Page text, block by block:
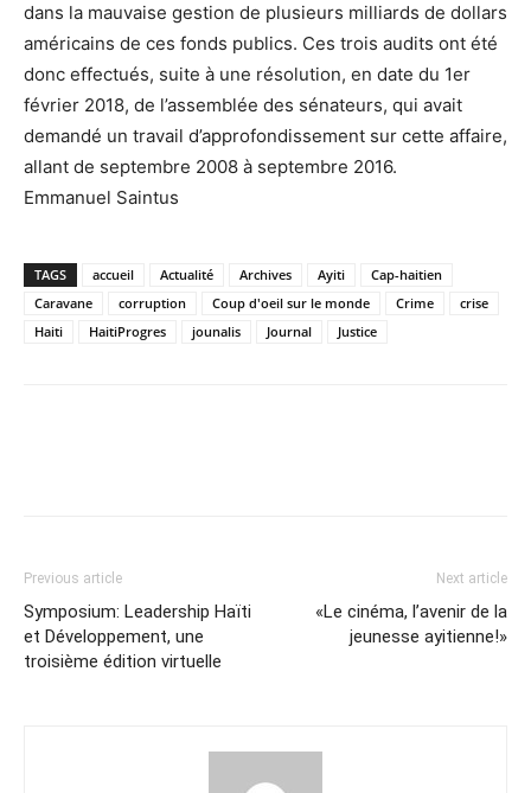
dans la mauvaise gestion de plusieurs milliards de dollars
américains de ces fonds publics. Ces trois audits ont été
donc effectués, suite à une résolution, en date du 1er
février 2018, de l’assemblée des sénateurs, qui avait
demandé un travail d’approfondissement sur cette affaire,
allant de septembre 2008 à septembre 2016.
Emmanuel Saintus
TAGS accueil Actualité Archives Ayiti
Cap-haitien
Caravane
corruption Coup d'oeil sur le monde Crime
crise
Haiti
HaitiProgres jounalis Journal Justice
Previous article
Symposium: Leadership Haïti
et Développement, une
troisième édition virtuelle
Next article
«Le cinéma, l’avenir de la
jeunesse ayitienne!»